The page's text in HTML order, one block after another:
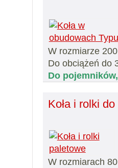
W rozmiarze
Do obciążeń do
Do
Koła i rolki
W rozmiarach